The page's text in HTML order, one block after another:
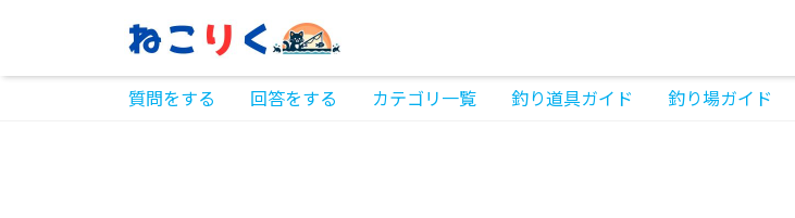
質問をする 回答をする カテゴリ一覧 釣り道具ガイド 釣り場ガイド